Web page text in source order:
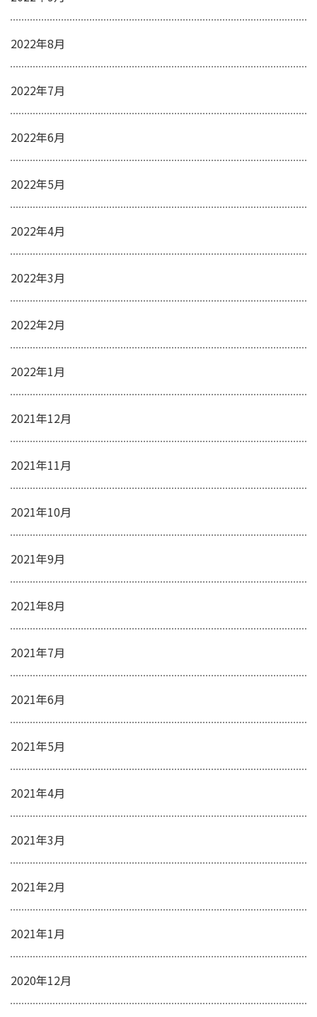
2022年8月
2022年7月
2022年6月
2022年5月
2022年4月
2022年3月
2022年2月
2022年1月
2021年12月
2021年11月
2021年10月
2021年9月
2021年8月
2021年7月
2021年6月
2021年5月
2021年4月
2021年3月
2021年2月
2021年1月
2020年12月